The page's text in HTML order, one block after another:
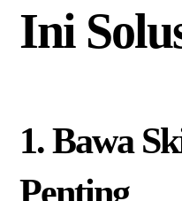
Ini
1. Bawa
Penting